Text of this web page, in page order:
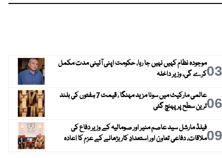
03موجودہ نظام کہیں نہیں جا رہا، حکومت اپنی آئینی مدت مکمل
کرے گی، وزیر داخلہ
06
عالمی مارکیٹ میں سونا مزید مہنگا ، قیمت 7 ہفتوں کی بلند
ترین سطح پر پہنچ گئی
09فیلڈ مارشل سید عاصم منیر اور صومالیہ کے وزیر دفاع کی
ملاقات، دفاعی تعاون اور استعدادِ کار بڑھانے کے عزم کا اعادہ